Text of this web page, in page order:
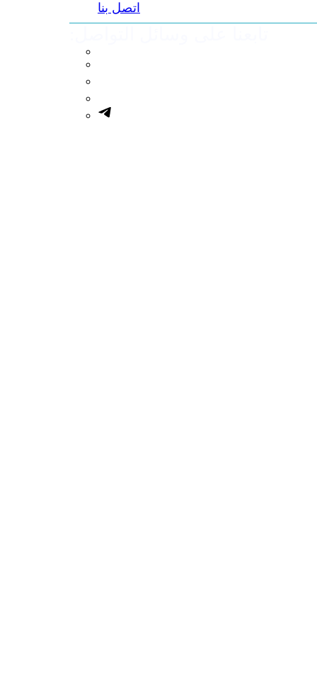
اتصل بنا